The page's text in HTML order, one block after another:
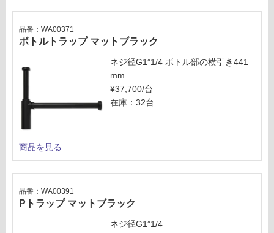
ボトルトラップ マットブラック
品番：WA00371
ネジ径G1”1/4 ボトル部の横引き441
mm
¥37,700/台
在庫：32台
商品を見る
Pトラップ マットブラック
品番：WA00391
ネジ径G1”1/4